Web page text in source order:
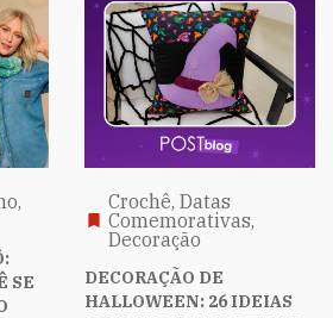
SE
Crochê, Datas
Comemorativas,
Decoração
DECORAÇÃO DE
HALLOWEEN: 26 IDEIAS